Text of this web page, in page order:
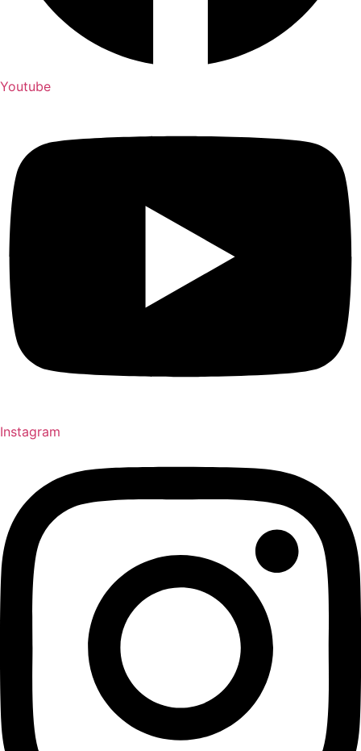
Youtube
Instagram